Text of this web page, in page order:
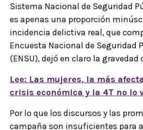
Sistema Nacional de Seguridad
es apenas una proporción
incidencia delictiva real, que
Encuesta Nacional de Seguridad
(ENSU), dejó en claro la gravedad
Lee: Las mujeres, la más
crisis económica y la 4T no lo
Por lo que los discursos y las
campaña son insuficientes para